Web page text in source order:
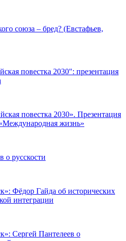
союза – бред? (Евстафьев,
повестка 2030": презентация
повестка 2030». Презентация
жизнь»
о русскости
Фёдор Гайда об исторических
интеграции
Сергей Пантелеев о